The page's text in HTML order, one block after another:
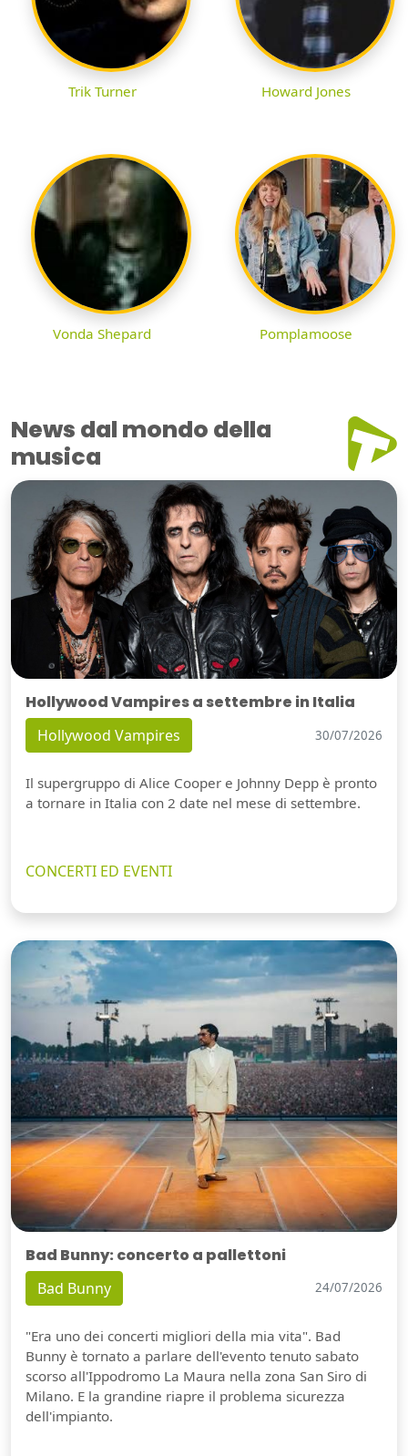
Trik Turner Howard Jones
Vonda Shepard Pomplamoose
News dal mondo della
musica
Hollywood Vampires a settembre in Italia
Hollywood Vampires 30/07/2026
Il supergruppo di Alice Cooper e Johnny Depp è pronto
a tornare in Italia con 2 date nel mese di settembre.
CONCERTI ED EVENTI
Bad Bunny: concerto a pallettoni
Bad Bunny 24/07/2026
"Era uno dei concerti migliori della mia vita". Bad
Bunny è tornato a parlare dell'evento tenuto sabato
scorso all'Ippodromo La Maura nella zona San Siro di
Milano. E la grandine riapre il problema sicurezza
dell'impianto.